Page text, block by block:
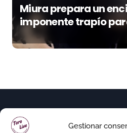
Gestionar
Miura prepara un
imponente trapío
Corrida Magallánica